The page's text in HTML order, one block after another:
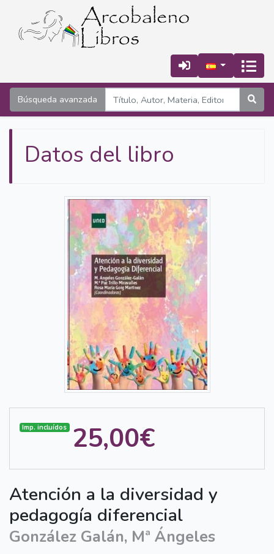
Búsqueda avanzada
Datos del libro
Atención a la diversidad y
pedagogía diferencial
González Galán, Mª Ángeles
Imp. incluídos 25,00€